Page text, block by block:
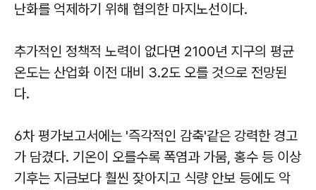
난화를 억제하기 위해 협의한 마지노선이다.
추가적인 정책적 노력이 없다면 2100년 지구의 평균
온도는 산업화 이전 대비 3.2도 오를 것으로 전망된
다.
6차 평가보고서에는 '즉각적인 감축'같은 강력한 경고
가 담겼다. 기온이 오를수록 폭염과 가뭄, 홍수 등 이상
기후는 지금보다 훨씬 잦아지고 식량 안보 등에도 악